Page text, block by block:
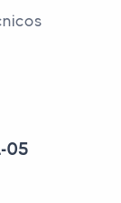
05